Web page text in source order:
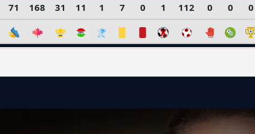
71 168 31 11 1 7 0 1 112 0 0 0